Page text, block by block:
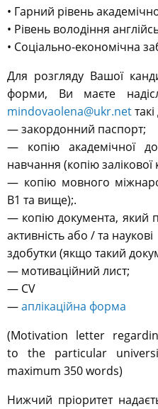
• Гарний рівень
• Рівень володіння
• Соціально-економічна
Для розгляду Вашої
форми, Ви маєте
mindovaolena@ukr.net
— закордонний паспорт;
— копію академічної
навчання (копію
— копію мовного
В1 та вище);.
— копію документа, який
активність або / та наукові
здобутки (якщо такий
— мотиваційний лист;
— CV
—аплікаційна форма
(Motivation letter
to the particular
maximum 350 words)
Нижчий пріоритет